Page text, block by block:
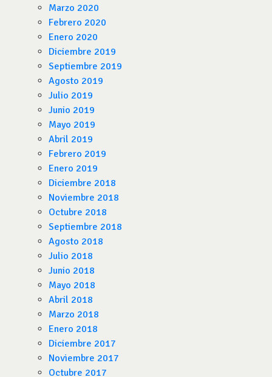
Marzo 2020
Febrero 2020
Enero 2020
Diciembre 2019
Septiembre 2019
Agosto 2019
Julio 2019
Junio 2019
Mayo 2019
Abril 2019
Febrero 2019
Enero 2019
Diciembre 2018
Noviembre 2018
Octubre 2018
Septiembre 2018
Agosto 2018
Julio 2018
Junio 2018
Mayo 2018
Abril 2018
Marzo 2018
Enero 2018
Diciembre 2017
Noviembre 2017
Octubre 2017